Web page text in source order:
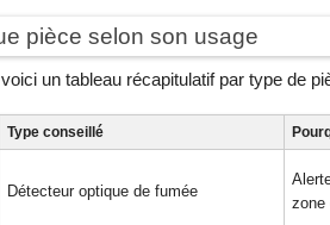
pièce selon son usage
un tableau récapitulatif par type de
Type conseillé
Détecteur optique de fumée
zone